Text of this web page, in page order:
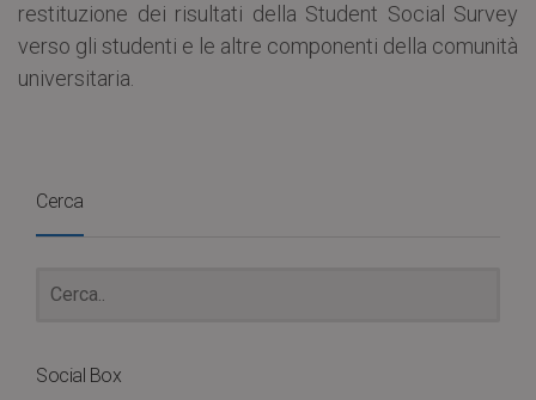
restituzione dei risultati della Student Social Survey
verso gli studenti e le altre componenti della comunità
universitaria.
Cerca
Social Box